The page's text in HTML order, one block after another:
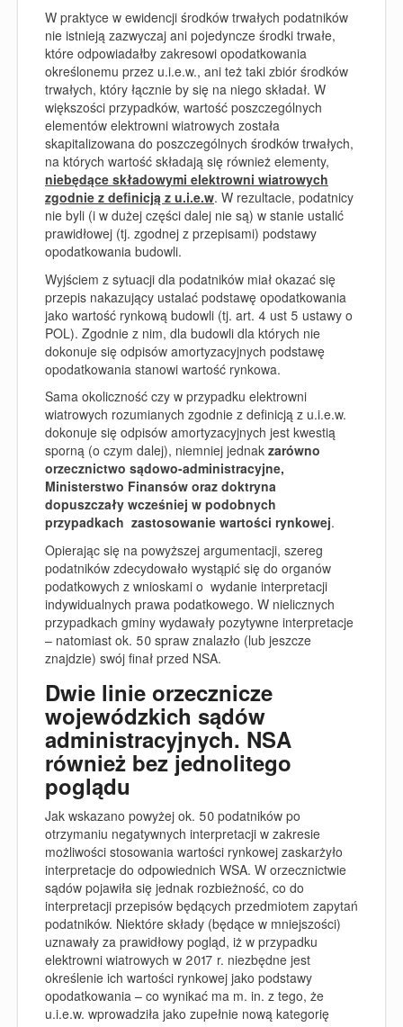
W praktyce w ewidencji środków trwałych podatników
nie istnieją zazwyczaj ani pojedyncze środki trwałe,
które odpowiadałby zakresowi opodatkowania
określonemu przez u.i.e.w., ani też taki zbiór środków
trwałych, który łącznie by się na niego składał. W
większości przypadków, wartość poszczególnych
elementów elektrowni wiatrowych została
skapitalizowana do poszczególnych środków trwałych,
na których wartość składają się również elementy,
niebędące składowymi elektrowni wiatrowych
zgodnie z definicją z u.i.e.w. W rezultacie, podatnicy
nie byli (i w dużej części dalej nie są) w stanie ustalić
prawidłowej (tj. zgodnej z przepisami) podstawy
opodatkowania budowli.
Wyjściem z sytuacji dla podatników miał okazać się
przepis nakazujący ustalać podstawę opodatkowania
jako wartość rynkową budowli (tj. art. 4 ust 5 ustawy o
POL). Zgodnie z nim, dla budowli dla których nie
dokonuje się odpisów amortyzacyjnych podstawę
opodatkowania stanowi wartość rynkowa.
Sama okoliczność czy w przypadku elektrowni
wiatrowych rozumianych zgodnie z definicją z u.i.e.w.
dokonuje się odpisów amortyzacyjnych jest kwestią
sporną (o czym dalej), niemniej jednak zarówno
orzecznictwo sądowo-administracyjne,
Ministerstwo Finansów oraz doktryna
dopuszczały wcześniej w podobnych
przypadkach zastosowanie wartości rynkowej.
Opierając się na powyższej argumentacji, szereg
podatników zdecydowało wystąpić się do organów
podatkowych z wnioskami o wydanie interpretacji
indywidualnych prawa podatkowego. W nielicznych
przypadkach gminy wydawały pozytywne interpretacje
– natomiast ok. 50 spraw znalazło (lub jeszcze
znajdzie) swój finał przed NSA.
Dwie linie orzecznicze
wojewódzkich sądów
administracyjnych. NSA
również bez jednolitego
poglądu
Jak wskazano powyżej ok. 50 podatników po
otrzymaniu negatywnych interpretacji w zakresie
możliwości stosowania wartości rynkowej zaskarżyło
interpretacje do odpowiednich WSA. W orzecznictwie
sądów pojawiła się jednak rozbieżność, co do
interpretacji przepisów będących przedmiotem zapytań
podatników. Niektóre składy (będące w mniejszości)
uznawały za prawidłowy pogląd, iż w przypadku
elektrowni wiatrowych w 2017 r. niezbędne jest
określenie ich wartości rynkowej jako podstawy
opodatkowania – co wynikać ma m. in. z tego, że
u.i.e.w. wprowadziła jako zupełnie nową kategorię